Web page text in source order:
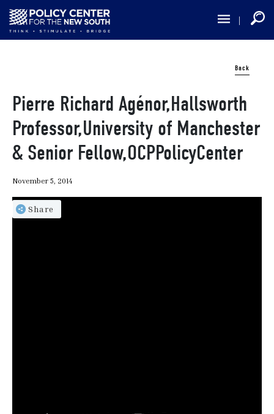
Skip
main
Back
Pierre Richard Agénor,Hallsworth
Professor,University of Manchester
& Senior Fellow,OCPPolicyCenter
November 5, 2014
Share